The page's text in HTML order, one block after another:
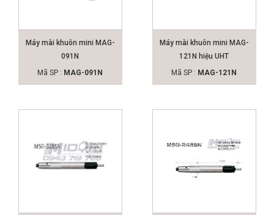
Máy mài khuôn mini MAG-
091N
Mã SP : MAG-091N
Máy mài khuôn mini MAG-
121N hiệu UHT
Mã SP : MAG-121N